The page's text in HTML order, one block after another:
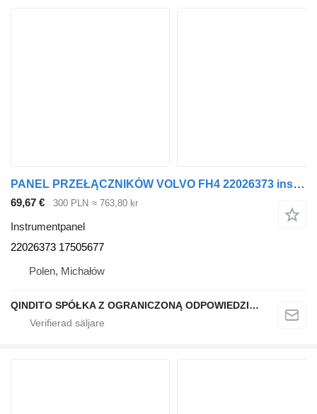
PANEL PRZEŁĄCZNIKÓW VOLVO FH4 22026373 instrumentpanel
69,67 € 300 PLN ≈ 763,80 kr
Instrumentpanel
22026373 17505677
Polen, Michałów
QINDITO SPÓŁKA Z OGRANICZONĄ ODPOWIEDZIALNOŚCIĄ